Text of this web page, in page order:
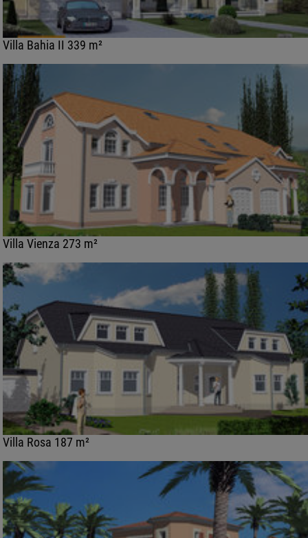
Villa Bahia II 339 m²
Villa Vienza 273 m²
Villa Rosa 187 m²